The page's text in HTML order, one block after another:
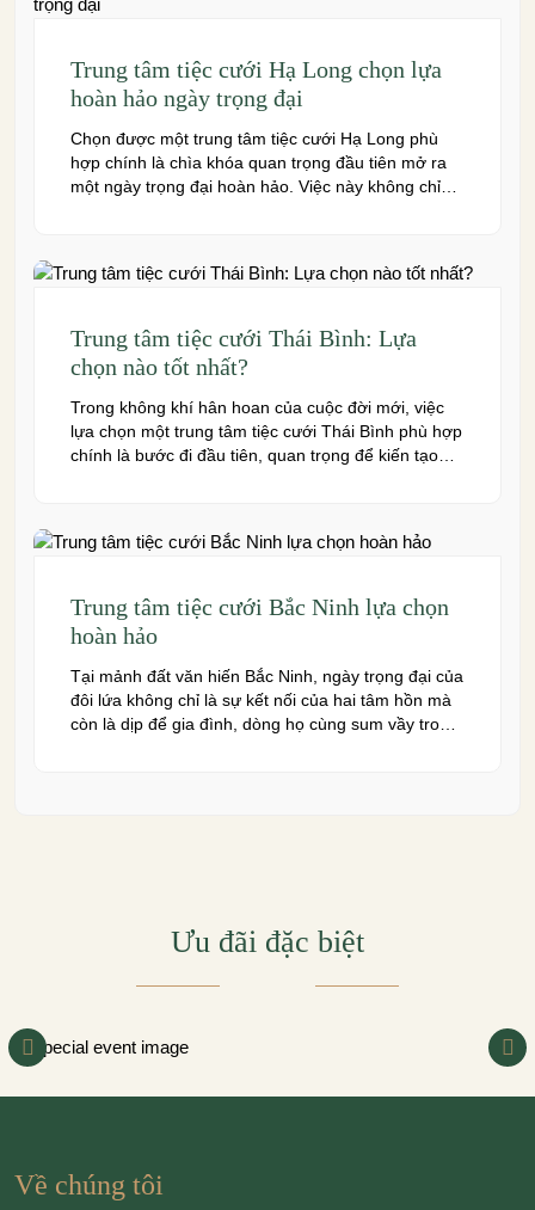
Trung tâm tiệc cưới Hạ Long chọn lựa
hoàn hảo ngày trọng đại
Chọn được một trung tâm tiệc cưới Hạ Long phù
hợp chính là chìa khóa quan trọng đầu tiên mở ra
một ngày trọng đại hoàn hảo. Việc này không chỉ
Trung tâm tiệc cưới Thái Bình: Lựa
chọn nào tốt nhất?
Trong không khí hân hoan của cuộc đời mới, việc
lựa chọn một trung tâm tiệc cưới Thái Bình phù hợp
chính là bước đi đầu tiên, quan trọng để kiến tạo
Trung tâm tiệc cưới Bắc Ninh lựa chọn
hoàn hảo
Tại mảnh đất văn hiến Bắc Ninh, ngày trọng đại của
đôi lứa không chỉ là sự kết nối của hai tâm hồn mà
còn là dịp để gia đình, dòng họ cùng sum vầy trong
Ưu đãi đặc biệt
Về chúng tôi